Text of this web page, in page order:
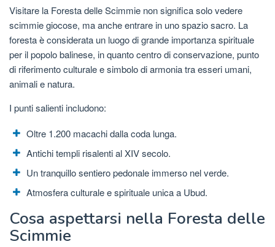
Visitare la Foresta delle Scimmie non significa solo vedere
scimmie giocose, ma anche entrare in uno spazio sacro. La
foresta è considerata un luogo di grande importanza spirituale
per il popolo balinese, in quanto centro di conservazione, punto
di riferimento culturale e simbolo di armonia tra esseri umani,
animali e natura.
I punti salienti includono:
Oltre 1.200 macachi dalla coda lunga.
Antichi templi risalenti al XIV secolo.
Un tranquillo sentiero pedonale immerso nel verde.
Atmosfera culturale e spirituale unica a Ubud.
Cosa aspettarsi nella Foresta delle
Scimmie